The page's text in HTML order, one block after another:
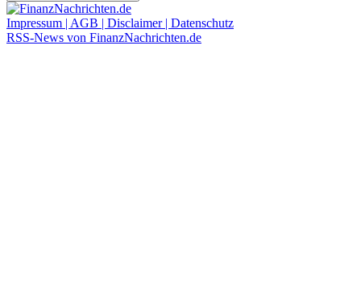
Impressum | AGB | Disclaimer | Datenschutz
RSS-News von FinanzNachrichten.de